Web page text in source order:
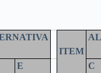
ITEM
E C